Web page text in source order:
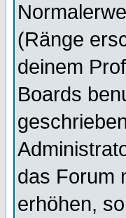
(Ränge
deinem
Boards
das Forum
erhöhen,